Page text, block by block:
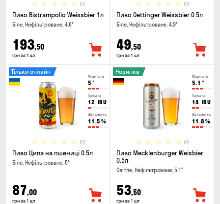
(0)
Пиво Bistrampolio Weissbier 1л
Біле, Нефільтроване, 4.6°
193,50
грн за 1 шт
(0)
Пиво Oettinger Weissbier 0.5л
Біле, Нефільтроване, 4.9°
49,50
грн за 1 шт
Міцність
5 °
Гіркота
12 IBU
Щільність
11.5 %
(0)
Тільки онлайн
Пиво Ципа на пшениці 0.5л
Біле, Нефільтроване, 5°
87,00
грн за 1 шт
Міцність
5.1 °
Гіркота
14 IBU
Щільність
11.8 %
(0)
Новинка
Пиво Mecklenburger Weisbier
0.5л
Світле, Нефільтроване, 5.1°
53,50
грн за 1 шт